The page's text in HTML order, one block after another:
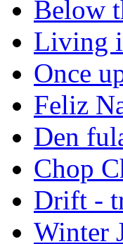
Below
Living
Once
Feliz
Den
Chop
Drift -
Winter